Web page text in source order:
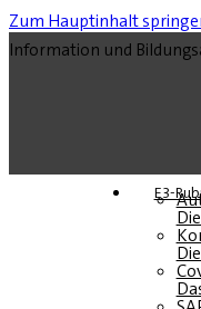
Zum Hauptinhalt
Information und
E3-